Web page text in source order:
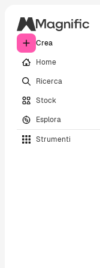
Crea
Home
Ricerca
Stock
Esplora
Strumenti